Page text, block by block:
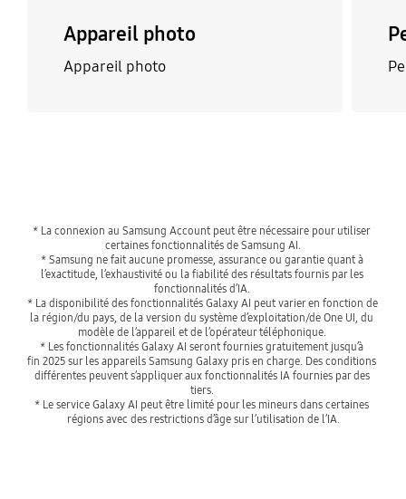
Appareil photo
Appareil photo
* La connexion au Samsung Account peut être nécessaire pour utiliser
certaines fonctionnalités de Samsung AI.
* Samsung ne fait aucune promesse, assurance ou garantie quant à
l’exactitude, l’exhaustivité ou la fiabilité des résultats fournis par les
fonctionnalités d’IA.
* La disponibilité des fonctionnalités Galaxy AI peut varier en fonction de
la région/du pays, de la version du système d’exploitation/de One UI, du
modèle de l’appareil et de l’opérateur téléphonique.
* Les fonctionnalités Galaxy AI seront fournies gratuitement jusqu’à
fin 2025 sur les appareils Samsung Galaxy pris en charge. Des conditions
différentes peuvent s’appliquer aux fonctionnalités IA fournies par des
tiers.
* Le service Galaxy AI peut être limité pour les mineurs dans certaines